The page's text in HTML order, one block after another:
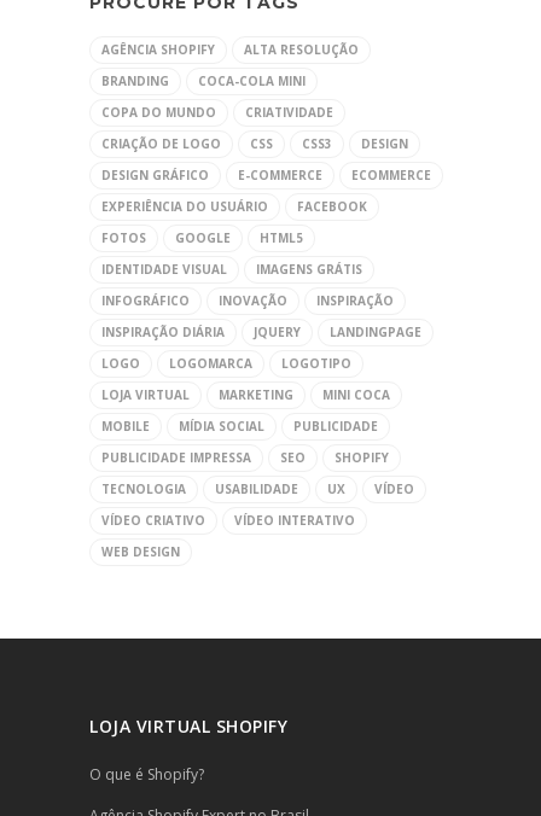
AGÊNCIA SHOPIFY
ALTA RESOLUÇÃO
BRANDING
COCA-COLA MINI
COPA DO MUNDO
CRIATIVIDADE
CRIAÇÃO DE LOGO
CSS CSS3
DESIGN
DESIGN GRÁFICO
E-COMMERCE
ECOMMERCE
EXPERIÊNCIA DO USUÁRIO
FACEBOOK
FOTOS
GOOGLE
HTML5
IDENTIDADE VISUAL
IMAGENS GRÁTIS
INFOGRÁFICO
INOVAÇÃO
INSPIRAÇÃO
INSPIRAÇÃO DIÁRIA
JQUERY
LANDINGPAGE
LOGO
LOGOMARCA
LOGOTIPO
LOJA VIRTUAL
MARKETING
MINI COCA
MOBILE
MÍDIA SOCIAL
PUBLICIDADE
PUBLICIDADE IMPRESSA
SEO
SHOPIFY
TECNOLOGIA
USABILIDADE UX
VÍDEO
VÍDEO CRIATIVO
VÍDEO INTERATIVO
WEB DESIGN
LOJA VIRTUAL SHOPIFY
O que é Shopify?